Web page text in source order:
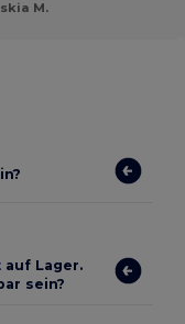
M.
Lager.
sein?